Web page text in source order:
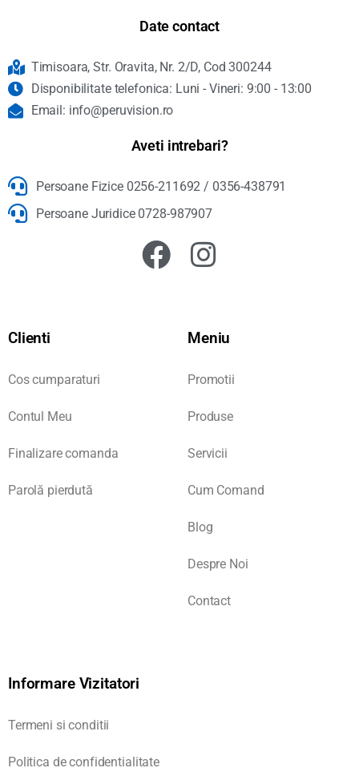
Date contact
Timisoara, Str. Oravita, Nr. 2/D, Cod 300244
Disponibilitate telefonica: Luni - Vineri: 9:00 - 13:00
Email: info@peruvision.ro
Aveti intrebari?
Persoane Fizice 0256-211692 / 0356-438791
Persoane Juridice 0728-987907
Clienti
Cos cumparaturi
Contul Meu
Finalizare comanda
Parolă pierdută
Meniu
Promotii
Produse
Servicii
Cum Comand
Blog
Despre Noi
Contact
Informare Vizitatori
Termeni si conditii
Politica de confidentialitate